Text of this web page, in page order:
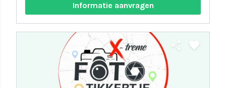
Informatie aanvragen
share favorite